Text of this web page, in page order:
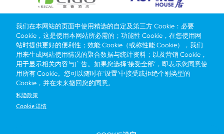
Bottom
menu
选择酒店我们的品牌推广与优惠奖励计划e-shop
管理层简介
抢先一步，掌握最新资讯！
我们在本网站的页面中使用精选的自定及第三方 Cookie：必要
Cookie，这是使用本网站所必需的；功能性 Cookie，在您使用网
站时提供更好的便利性；效能 Cookie（或称性能 Cookie），我们
用来生成网站使用情况的聚合数据与统计资料；以及营销 Cookie，
用于显示相关内容与广告。如果您选择‘接受全部’，即表示您同意使
用所有 Cookie。您可以随时在‘设置’中接受或拒绝个别类型的
Cookie，并在未来撤回您的同意。
私隐政策
Cookie 详情